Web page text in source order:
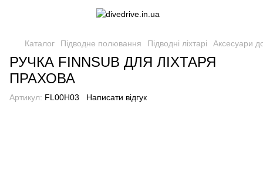
Каталог Підводне полювання Підводні ліхтарі Аксесуари
РУЧКА FINNSUB ДЛЯ ЛІХТАРЯ
ПРАХОВА
Артикул: FL00H03 Написати відгук